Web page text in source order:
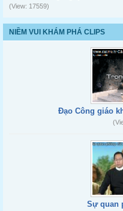
(View: 17559)
NIỀM VUI KHÁM PHÁ CLIPS
Đạo Công giáo
Sự quan